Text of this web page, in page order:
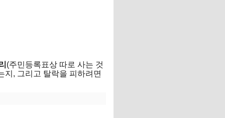
(주민등록표상 따로 사는 것
지, 그리고 탈락을 피하려면